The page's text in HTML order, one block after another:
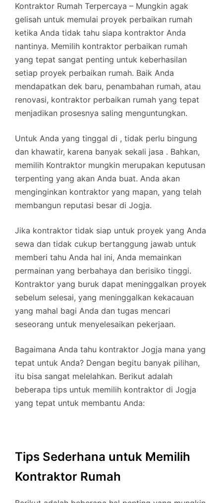
Kontraktor Rumah Terpercaya – Mungkin agak
gelisah untuk memulai proyek perbaikan rumah
ketika Anda tidak tahu siapa kontraktor Anda
nantinya. Memilih kontraktor perbaikan rumah
yang tepat sangat penting untuk keberhasilan
setiap proyek perbaikan rumah. Baik Anda
mendapatkan dek baru, penambahan rumah, atau
renovasi, kontraktor perbaikan rumah yang tepat
menjadikan prosesnya saling menguntungkan.
Untuk Anda yang tinggal di , tidak perlu bingung
dan khawatir, karena banyak sekali jasa . Bahkan,
memilih Kontraktor mungkin merupakan keputusan
terpenting yang akan Anda buat. Anda akan
menginginkan kontraktor yang mapan, yang telah
membangun reputasi besar di Jogja.
Jika kontraktor tidak siap untuk proyek yang Anda
sewa dan tidak cukup bertanggung jawab untuk
memberi tahu Anda hal ini, Anda memainkan
permainan yang berbahaya dan berisiko tinggi.
Kontraktor yang buruk dapat meninggalkan proyek
sebelum selesai, yang meninggalkan kekacauan
yang mahal bagi Anda dan tugas mencari
seseorang untuk menyelesaikan pekerjaan.
Bagaimana Anda tahu kontraktor Jogja mana yang
tepat untuk Anda? Dengan begitu banyak pilihan,
itu bisa sangat melelahkan. Berikut adalah
beberapa tips untuk memilih kontraktor di Jogja
yang tepat untuk membantu Anda:
Tips Sederhana untuk Memilih
Kontraktor Rumah